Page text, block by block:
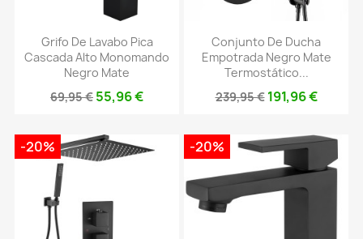
Grifo De Lavabo Pica
Cascada Alto Monomando
Negro Mate
69,95 € 55,96 €
Conjunto De Ducha
Empotrada Negro Mate
Termostático...
239,95 € 191,96 €
-20% -20%